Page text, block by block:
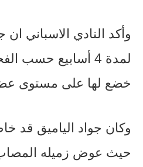
وأكد النادي الاسباني
لمدة 4 أسابيع حسب
خضع لها على مستوى
حيث عوض زميله المصاب